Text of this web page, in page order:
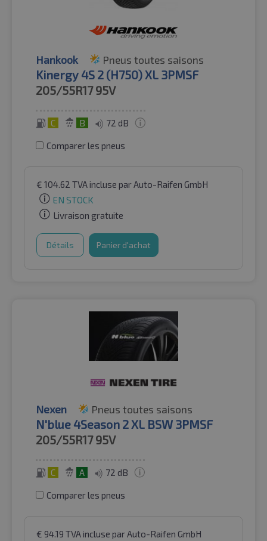
Hankook Pneus toutes saisons
Kinergy 4S 2 (H750) XL 3PMSF
205/55R17 95V
C B 72 dB
Comparer les pneus
€ 104.62 TVA incluse par Auto-Raifen GmbH
EN STOCK
Livraison gratuite
Détails Panier d'achat
Nexen Pneus toutes saisons
N'blue 4Season 2 XL BSW 3PMSF
205/55R17 95V
C A 72 dB
Comparer les pneus
€ 94.19 TVA incluse par Auto-Raifen GmbH